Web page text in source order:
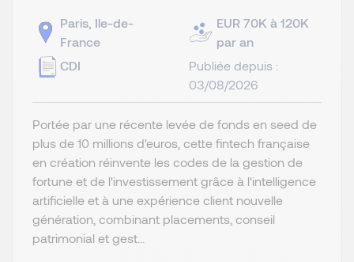
Paris, Ile-de-
France
CDI
EUR 70K à 120K
par an
Publiée depuis :
03/08/2026
Portée par une récente levée de fonds en seed de
plus de 10 millions d'euros, cette fintech française
en création réinvente les codes de la gestion de
fortune et de l'investissement grâce à l'intelligence
artificielle et à une expérience client nouvelle
génération, combinant placements, conseil
patrimonial et gest...